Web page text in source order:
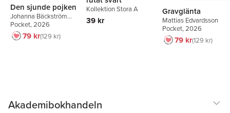
Den sjunde pojken
Johanna Bäckström
Lerneby
Pocket, 2026
79 kr129 kr
Kollektion Stora A
39 kr
Gravglänta
Mattias Edvardsson
Pocket, 2026
79 kr129 kr
Akademibokhandeln